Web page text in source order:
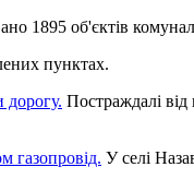
1895 об'єктів
пунктах.
дорогу. Постраждалі
газопровід. У селі